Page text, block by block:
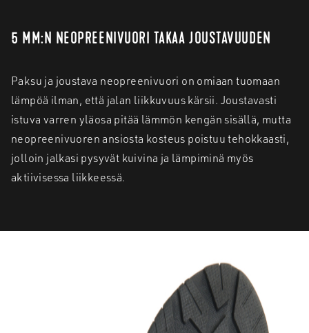
5 MM:N NEOPREENIVUORI TAKAA JOUSTAVUUDEN
Paksu ja joustava neopreenivuori on omiaan tuomaan
lämpöä ilman, että jalan liikkuvuus kärsii. Joustavasti
istuva varren yläosa pitää lämmön kengän sisällä, mutta
neopreenivuoren ansiosta kosteus poistuu tehokkaasti,
jolloin jalkasi pysyvät kuivina ja lämpiminä myös
aktiivisessa liikkeessä.